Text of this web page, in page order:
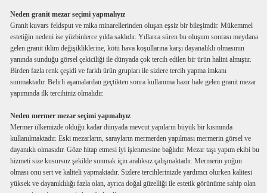
Neden granit mezar seçimi yapmalıyız
Granit kuvars feldsput ve mika minarellerinden oluşan eşsiz bir bileşimdir. Mükemmel
estetiğin nedeni ise yüzbinlerce yılda saklıdır. Yıllarca süren bu oluşum sonrası meydana
gelen granit iklim değişikliklerine, kötü hava koşullarına karşı dayanalıklı olmasının
yanında sunduğu görsel çekiciliği ile dünyada çok tercih edilen bir ürün halini almıştır.
Birden fazla renk çeşidi ve farklı ürün grupları ile sizlere tercih yapma imkanı
sunmaktadır. Belirli aşamalardan geçtikten sonra kullanıma hazır hale gelen granit mezar
yapımında ilk tercihiniz olmalıdır.
Neden mermer mezar seçimi yapmalıyız
Mermer ülkemizde olduğu kadar dünyada mevcut yapıların büyük bir kısmında
kullanılmaktadır. Eski mezarların, sarayların mermerden yapılması mermerin görsel ve
dayanıklı olmasıdır. Göze hitap etmesi iyi işlenmesine bağlıdır. Mezar taşı yapım ekibi bu
hizmeti size kusursuz şekilde sunmak için aralıksız çalışmaktadır. Mermerin yoğun
olması onu sert ve kaliteli yapmaktadır. Sizlere tercihlerinizde yardımcı olurken kalitesi
yüksek ve dayanıklılığı fazla olan, ayrıca doğal güzelliği ile estetik görünüme sahip olan